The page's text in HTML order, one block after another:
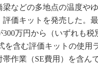
AUTOMOTIVE WORLD
産業オープンネット展
3Dプリンタ
デジタルツインとCAE
S＆OP
インダストリー4.0
などの多地点の温度や
価キットを発売した。
万円から（いずれも税
を含む評価キットの使用
作業（SE費用）を含んで